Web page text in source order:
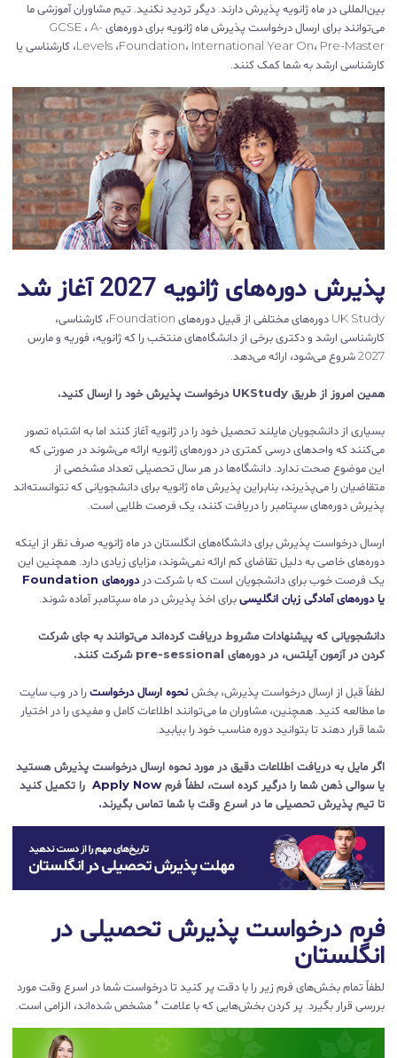
بین‌المللی در ماه ژانویه پذیرش دارند. دیگر تردید نکنید. تیم مشاوران آموزشی ما
می‌توانند برای ارسال درخواست پذیرش ماه ژانویه برای دوره‌های GCSE ، A-
Levels ،Foundation، International Year On، Pre-Master، کارشناسی یا
کارشناسی ارشد به شما کمک کنند.
پذیرش دوره‌های ژانویه 2027 آغاز شد
UK Study دوره‌های مختلفی از قبیل دوره‌های Foundation، کارشناسی،
کارشناسی ارشد و دکتری برخی از دانشگاه‌های منتخب را که ژانویه، فوریه و مارس
2027 شروع می‌شود، ارائه می‌دهد.
همین امروز از طریق UKStudy درخواست پذیرش خود را ارسال کنید.
بسیاری از دانشجویان مایلند تحصیل خود را در ژانویه آغاز کنند اما به اشتباه تصور
می‌کنند که واحدهای درسی کمتری در دوره‌های ژانویه ارائه می‌شوند در صورتی که
این موضوع صحت ندارد. دانشگاه‌ها در هر سال تحصیلی تعداد مشخصی از
متقاضیان را می‌پذیرند، بنابراین پذیرش ماه ژانویه برای دانشجویانی که نتوانسته‌اند
پذیرش دوره‌های سپتامبر را دریافت کنند، یک فرصت طلایی است.
ارسال درخواست پذیرش برای دانشگاه‌های انگلستان در ماه ژانویه صرف نظر از اینکه
دوره‌های خاصی به دلیل تقاضای کم ارائه نمی‌شوند، مزایای زیادی دارد. همچنین این
یک فرصت خوب برای دانشجویان است که با شرکت دردوره‌های Foundation
یا دوره‌های آمادگی زبان انگلیسیبرای اخذ پذیرش در ماه سپتامبر آماده شوند.
دانشجویانی که پیشنهادات مشروط دریافت کرده‌اند می‌توانند به جای شرکت
کردن در آزمون آیلتس، در دوره‌های pre-sessional شرکت کنند.
لطفاً قبل از ارسال درخواست پذیرش، بخشنحوه ارسالدرخواسترا در وب سایت
ما مطالعه کنید. همچنین، مشاوران ما می‌توانند اطلاعات کامل و مفیدی را در اختیار
شما قرار دهند تا بتوانید دوره مناسب خود را بیابید.
اگر مایل به دریافت اطلاعات دقیق در مورد نحوه ارسال درخواست پذیرش هستید
یا سوالی ذهن شما را درگیر کرده است، لطفاً فرمApply Now را تکمیل کنید
تا تیم پذیرش تحصیلی ما در اسرع وقت با شما تماس بگیرند.
فرم درخواست پذیرش تحصیلی در
انگلستان
لطفاً تمام بخش‌های فرم زیر را با دقت پر کنید تا درخواست شما در اسرع وقت مورد
بررسی قرار بگیرد. پر کردن بخش‌هایی که با علامت * مشخص شده‌اند، الزامی است.